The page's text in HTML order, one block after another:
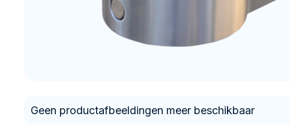
Geen productafbeeldingen meer beschikbaar